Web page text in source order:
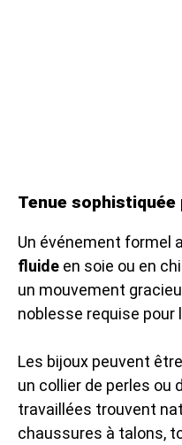
Tenue sophistiquée
Un événement formel
fluide en soie ou en
un mouvement
noblesse requise
Les bijoux peuvent
un collier de perles ou
travaillées trouvent
chaussures à talons,